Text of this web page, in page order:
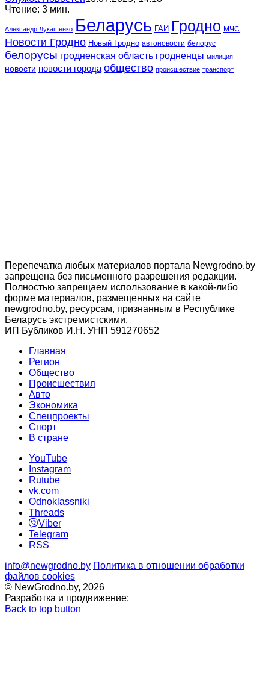
Чтение: 3 мин.
Александр Лукашенко Беларусь ГАИ Гродно МЧС
Новости Гродно Новый Гродно автоновости белорус
белорусы гродненская область гродненцы милиция
новости новости города общество происшествие транспорт
Перепечатка любых материалов портала Newgrodno.by
запрещена без письменного разрешения редакции.
Полностью запрещаем использование в какой-либо
форме материалов, размещенных на сайте
newgrodno.by, ресурсам, признанным в Республике
Беларусь экстремистскими.
ИП Бубликов И.Н. УНП 591270652
Главная
Регион
Общество
Происшествия
Авто
Экономика
Спецпроекты
Cпорт
В стране
YouTube
Instagram
Rutube
vk.com
Odnoklassniki
Threads
Viber
Telegram
RSS
info@newgrodno.by Политика в отношении обработки
файлов cookies
© NewGrodno.by, 2026
Разработка и продвижение:
Back to top button